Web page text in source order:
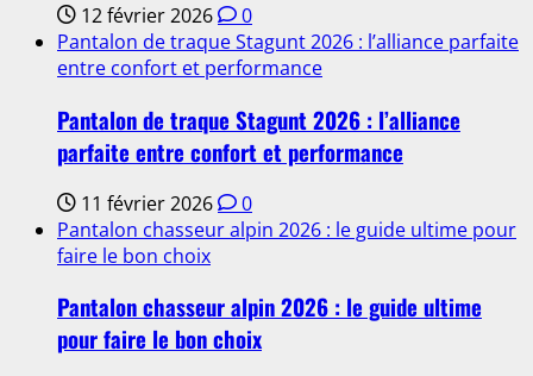
12 février 2026
0
Pantalon de traque Stagunt 2026 : l’alliance parfaite
entre confort et performance
Pantalon de traque Stagunt 2026 : l’alliance
parfaite entre confort et performance
11 février 2026
0
Pantalon chasseur alpin 2026 : le guide ultime pour
faire le bon choix
Pantalon chasseur alpin 2026 : le guide ultime
pour faire le bon choix